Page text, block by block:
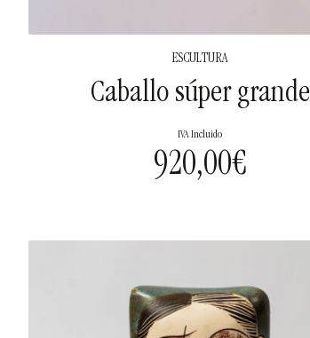
ESCULTURA
Caballo súper grande
920,00€
IVA Incluido